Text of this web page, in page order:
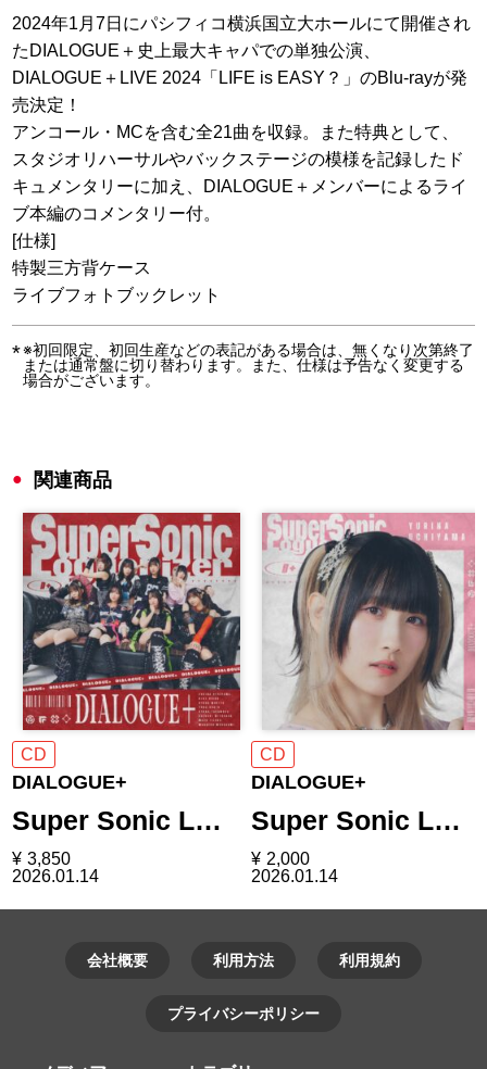
2024年1月7日にパシフィコ横浜国立大ホールにて開催され
たDIALOGUE＋史上最大キャパでの単独公演、
DIALOGUE＋LIVE 2024「LIFE is EASY？」のBlu-rayが発
売決定！
アンコール・MCを含む全21曲を収録。また特典として、
スタジオリハーサルやバックステージの模様を記録したド
キュメンタリーに加え、DIALOGUE＋メンバーによるライ
ブ本編のコメンタリー付。
[仕様]
特製三方背ケース
ライブフォトブックレット
※初回限定、初回生産などの表記がある場合は、無くなり次第終了
または通常盤に切り替わります。また、仕様は予告なく変更する
場合がございます。
関連商品
CD
DIALOGUE+
Super Sonic L…
¥ 3,850
2026.01.14
CD
DIALOGUE+
Super Sonic L…
¥ 2,000
2026.01.14
会社概要 利用方法 利用規約
プライバシーポリシー